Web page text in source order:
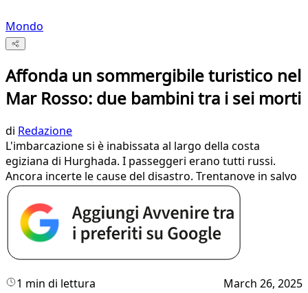
Mondo
Affonda un sommergibile turistico nel
Mar Rosso: due bambini tra i sei morti
di Redazione
L'imbarcazione si è inabissata al largo della costa
egiziana di Hurghada. I passeggeri erano tutti russi.
Ancora incerte le cause del disastro. Trentanove in salvo
1 min di lettura March 26, 2025